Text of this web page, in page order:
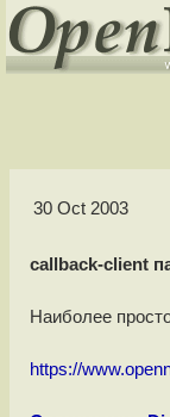
30 Oct 2003
callback-client
Наиболее
https://